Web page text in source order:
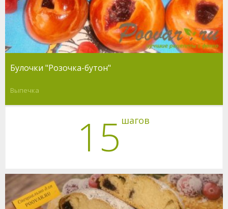
Булочки "Розочка-бутон"
Выпечка
15 шагов